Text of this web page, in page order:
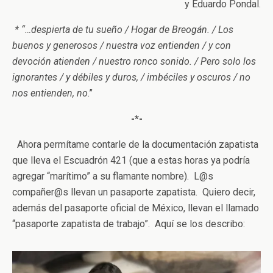
y Eduardo Pondal.
* “…despierta de tu sueño / Hogar de Breogán. / Los
buenos y generosos / nuestra voz entienden / y con
devoción atienden / nuestro ronco sonido. / Pero solo los
ignorantes / y débiles y duros, / imbéciles y oscuros / no
nos entienden, no.”
-*-
Ahora permítame contarle de la documentación zapatista
que lleva el Escuadrón 421 (que a estas horas ya podría
agregar “marítimo” a su flamante nombre). L@s
compañer@s llevan un pasaporte zapatista. Quiero decir,
además del pasaporte oficial de México, llevan el llamado
“pasaporte zapatista de trabajo”. Aquí se los describo: